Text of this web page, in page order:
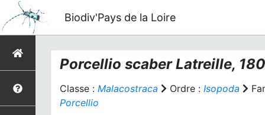
Biodiv'Pays de la Loire
Porcellio scaberLatreille,
Classe : Malacostraca Ordre : Isopoda
Porcellio